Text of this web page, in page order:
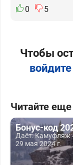
0
5
Чтобы
войдите
Читайте еще
Бонус-код
Даёт: Камуфляж
29 мая 2024 г.